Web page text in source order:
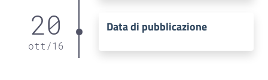
20
ott /16
Data di pubblicazione